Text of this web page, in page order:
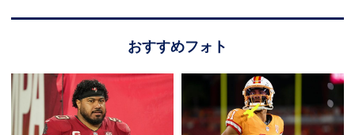
おすすめフォト